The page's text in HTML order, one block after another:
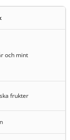
och mint
frukter